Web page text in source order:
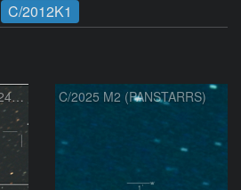
C/2012K1
パンスターズ彗星 ( C/2024R4 )：2026/07/27 C/2025 M2 (PANSTARRS)